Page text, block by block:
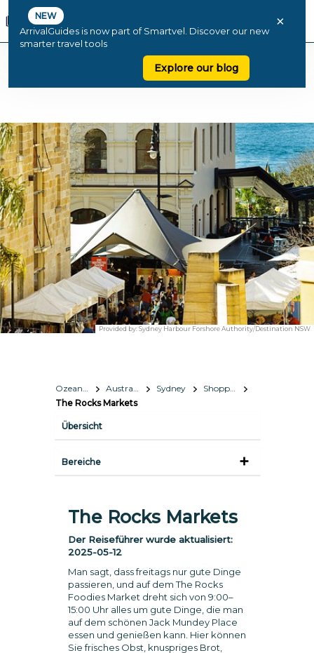
NEW
ArrivalGuides is now part of Smartvel. Discover our new
smarter travel tools
Explore our blog
×
Provided by:Sydney Harbour Forshore Authority/Destination NSW
Ozeanien Australien Sydney
Shopping
The Rocks Markets
Übersicht
Bereiche
The Rocks Markets
Der Reiseführer wurde aktualisiert:
2025-05-12
Man sagt, dass freitags nur gute Dinge
passieren, und auf dem The Rocks
Foodies Market dreht sich von 9:00–
15:00 Uhr alles um gute Dinge, die man
auf dem schönen Jack Mundey Place
essen und genießen kann. Hier können
Sie frisches Obst, knuspriges Brot,